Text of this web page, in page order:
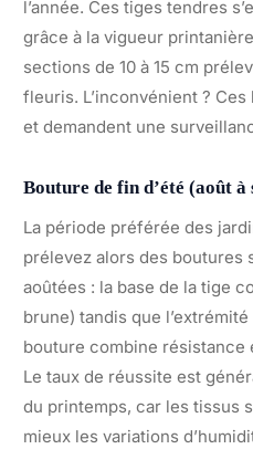
l’année. Ces tiges tendres
grâce à la vigueur
sections de 10 à 15 cm
fleuris. L’inconvénient ?
et demandent une
Bouture de fin d’été (août à
La période préférée des
prélevez alors des boutures
aoûtées : la base de la tige
brune) tandis que
bouture combine résistance
Le taux de réussite est
du printemps, car les tissus
mieux les variations